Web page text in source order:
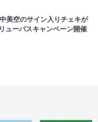
美空のサイン入りチェキが
ューパスキャンペーン開催